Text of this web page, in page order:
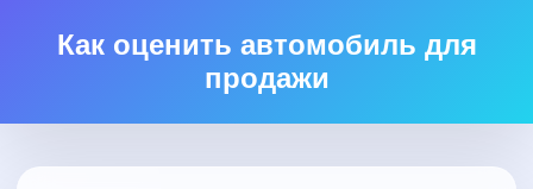
Как оценить автомобиль для
продажи